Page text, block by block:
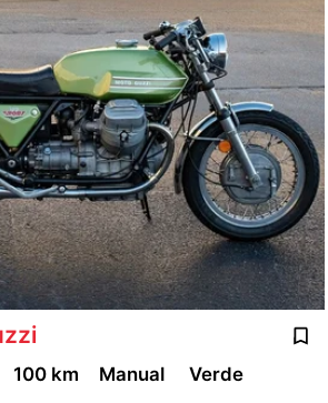
100 km Manual Verde